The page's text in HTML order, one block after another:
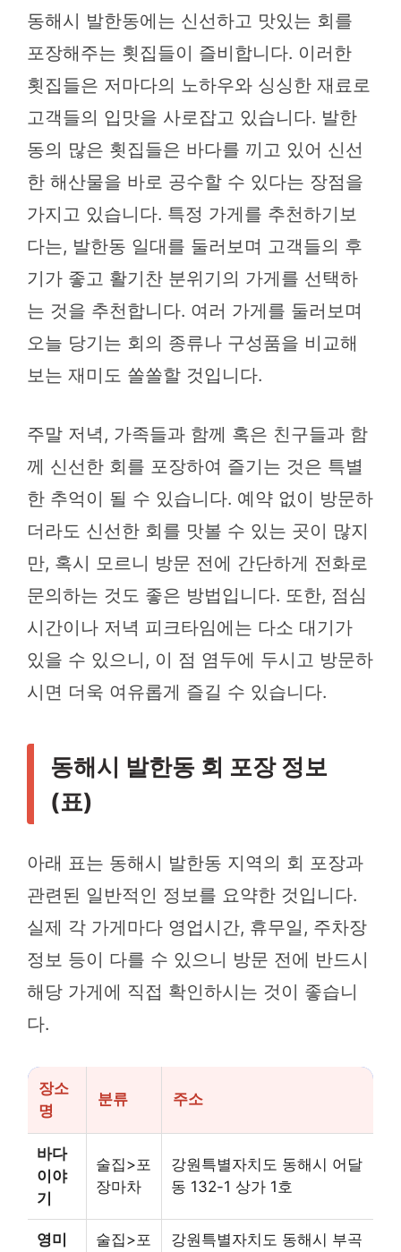
동해시 발한동에는 신선하고 맛있는 회를
포장해주는 횟집들이 즐비합니다. 이러한
횟집들은 저마다의 노하우와 싱싱한 재료로
고객들의 입맛을 사로잡고 있습니다. 발한
동의 많은 횟집들은 바다를 끼고 있어 신선
한 해산물을 바로 공수할 수 있다는 장점을
가지고 있습니다. 특정 가게를 추천하기보
다는, 발한동 일대를 둘러보며 고객들의 후
기가 좋고 활기찬 분위기의 가게를 선택하
는 것을 추천합니다. 여러 가게를 둘러보며
오늘 당기는 회의 종류나 구성품을 비교해
보는 재미도 쏠쏠할 것입니다.
주말 저녁, 가족들과 함께 혹은 친구들과 함
께 신선한 회를 포장하여 즐기는 것은 특별
한 추억이 될 수 있습니다. 예약 없이 방문하
더라도 신선한 회를 맛볼 수 있는 곳이 많지
만, 혹시 모르니 방문 전에 간단하게 전화로
문의하는 것도 좋은 방법입니다. 또한, 점심
시간이나 저녁 피크타임에는 다소 대기가
있을 수 있으니, 이 점 염두에 두시고 방문하
시면 더욱 여유롭게 즐길 수 있습니다.
동해시 발한동 회 포장 정보
(표)
아래 표는 동해시 발한동 지역의 회 포장과
관련된 일반적인 정보를 요약한 것입니다.
실제 각 가게마다 영업시간, 휴무일, 주차장
정보 등이 다를 수 있으니 방문 전에 반드시
해당 가게에 직접 확인하시는 것이 좋습니
다.
장소
명
분류 주소
바다
이야
기
술집>포
장마차
강원특별자치도 동해시 어달
동 132-1 상가 1호
영미
술집>포
강원특별자치도 동해시 부곡